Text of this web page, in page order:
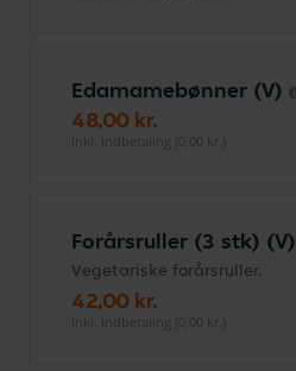
Edamamebønner (V)
48,00 kr.
inkl. indbetaling (0,00 kr.)
Forårsruller (3 stk) (V)
Vegetariske forårsruller.
42,00 kr.
inkl. indbetaling (0,00 kr.)